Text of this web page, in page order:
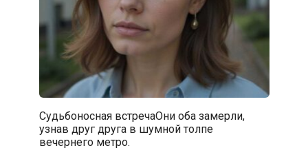
Судьбоносная встречаОни оба замерли,
узнав друг друга в шумной толпе
вечернего метро.